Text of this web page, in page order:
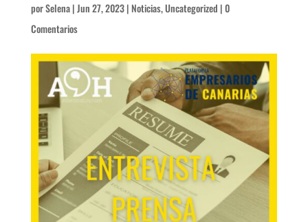
porSelena|Jun 27, 2023| Noticias,Uncategorized |0
Comentarios